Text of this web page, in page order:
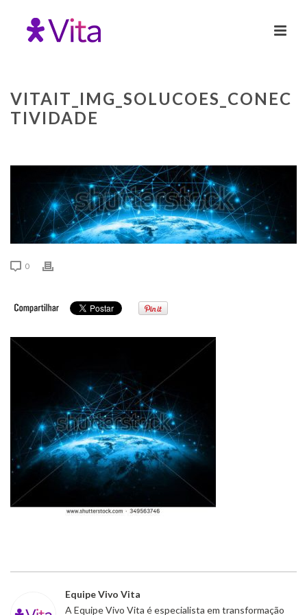
VITAIT_IMG_SOLUCOES_CONEC
TIVIDADE
0
Equipe Vivo Vita
A Equipe Vivo Vita é especialista em transformação